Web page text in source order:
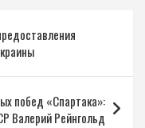
побед «Спартака»:
Валерий Рейнгольд